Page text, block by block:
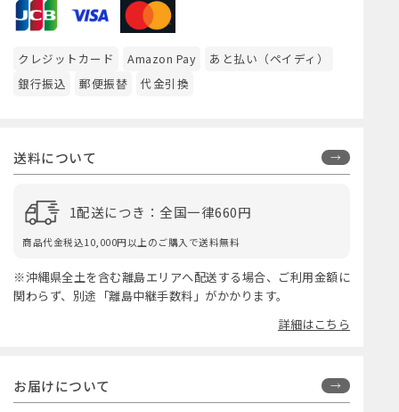
クレジットカード Amazon Pay
あと払い（ペイディ）
銀行振込
郵便振替 代金引換
送料について
1配送につき：全国一律660円
商品代金税込10,000円以上のご購入で送料無料
※沖縄県全土を含む離島エリアへ配送する場合、ご利用金額に
関わらず、別途「離島中継手数料」がかかります。
詳細はこちら
お届けについて